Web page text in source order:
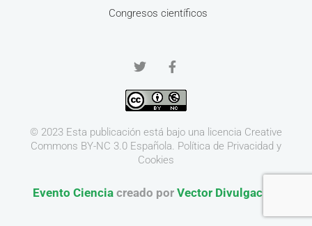
Congresos científicos
© 2023 Esta publicación está bajo una licencia Creative
Commons BY-NC 3.0 Española. Política de Privacidad y
Cookies
Evento Cienciacreado por Vector Divulgación